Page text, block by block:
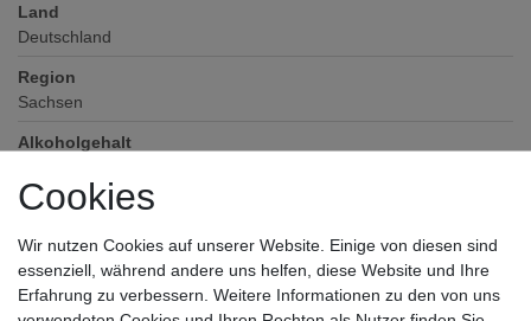
Land
Deutschland
Region
Sachsen
Alkoholgehalt
Verschluss
Zutaten / Allergene
Wasser, GERSTENmalz, Hopfen, Hopfenextrakt
Cookies
Wir nutzen Cookies auf unserer Website. Einige von diesen sind
essenziell, während andere uns helfen, diese Website und Ihre
Erfahrung zu verbessern. Weitere Informationen zu den von uns